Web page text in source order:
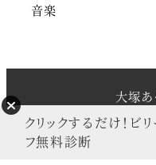
音楽
大塚
Snow
クリックするだけ！ビリ
フ無料診断